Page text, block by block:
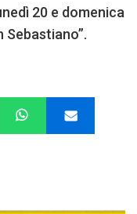
20 e domenica
Sebastiano”.